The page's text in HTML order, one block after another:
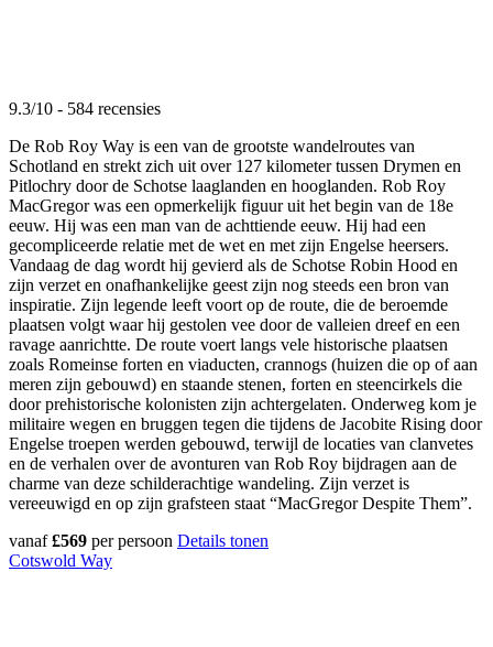
9.3/10 - 584 recensies
De Rob Roy Way is een van de grootste wandelroutes van
Schotland en strekt zich uit over 127 kilometer tussen Drymen en
Pitlochry door de Schotse laaglanden en hooglanden. Rob Roy
MacGregor was een opmerkelijk figuur uit het begin van de 18e
eeuw. Hij was een man van de achttiende eeuw. Hij had een
gecompliceerde relatie met de wet en met zijn Engelse heersers.
Vandaag de dag wordt hij gevierd als de Schotse Robin Hood en
zijn verzet en onafhankelijke geest zijn nog steeds een bron van
inspiratie. Zijn legende leeft voort op de route, die de beroemde
plaatsen volgt waar hij gestolen vee door de valleien dreef en een
ravage aanrichtte. De route voert langs vele historische plaatsen
zoals Romeinse forten en viaducten, crannogs (huizen die op of aan
meren zijn gebouwd) en staande stenen, forten en steencirkels die
door prehistorische kolonisten zijn achtergelaten. Onderweg kom je
militaire wegen en bruggen tegen die tijdens de Jacobite Rising door
Engelse troepen werden gebouwd, terwijl de locaties van clanvetes
en de verhalen over de avonturen van Rob Roy bijdragen aan de
charme van deze schilderachtige wandeling. Zijn verzet is
vereeuwigd en op zijn grafsteen staat “MacGregor Despite Them”.
vanaf£569 per persoon Details tonen
Cotswold Way